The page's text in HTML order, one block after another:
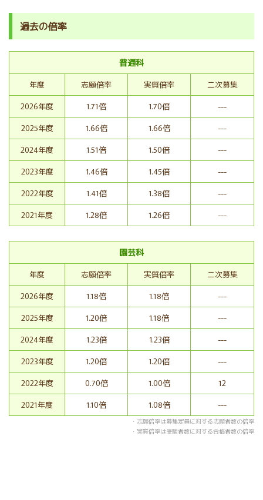
過去の倍率
普通科
年度 志願倍率 実質倍率
二次募集
2026年度
1.71倍 1.70倍
---
2025年度
1.66倍 1.66倍
---
2024年度
1.51倍 1.50倍
---
2023年度
1.46倍 1.45倍
---
2022年度
1.41倍 1.38倍
---
2021年度
1.28倍 1.26倍 ---
園芸科
年度 志願倍率 実質倍率
二次募集
2026年度
1.18倍 1.18倍
---
2025年度
1.20倍 1.18倍
---
2024年度
1.23倍 1.23倍
---
2023年度
1.20倍 1.20倍
---
2022年度
0.70倍 1.00倍
12
2021年度
1.10倍 1.08倍 ---
・志願倍率は募集定員に対する志願者数の倍率
・実質倍率は受験者数に対する合格者数の倍率